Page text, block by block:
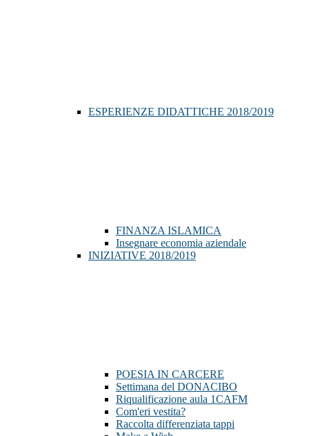
ESPERIENZE DIDATTICHE 2018/2019
FINANZA ISLAMICA
Insegnare economia aziendale
INIZIATIVE 2018/2019
POESIA IN CARCERE
Settimana del DONACIBO
Riqualificazione aula 1CAFM
Com'eri vestita?
Raccolta differenziata tappi